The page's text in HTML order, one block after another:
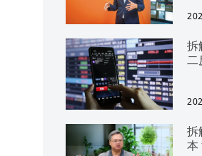
拆
二
拆
本